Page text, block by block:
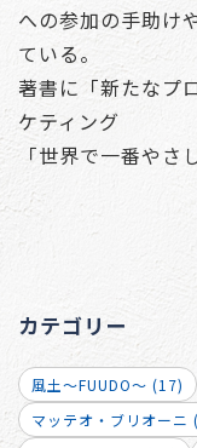
への参加の手助け
ている。
著書に「新たなプ
ケティング
「世界で一番やさ
カテゴリー
風土～FUUDO～ (17)
マッテオ・ブリオーニ